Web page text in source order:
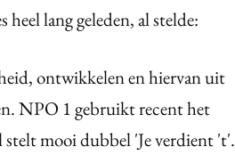
lang geleden, al stelde:
ontwikkelen en hiervan uit
NPO 1 gebruikt recent het
mooi dubbel 'Je verdient 't'.